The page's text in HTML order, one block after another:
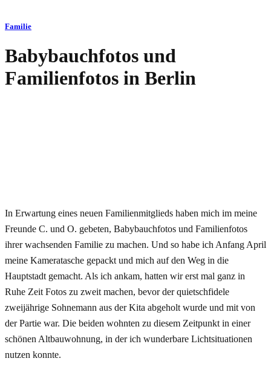
Familie
Babybauchfotos und
Familienfotos in Berlin
In Erwartung eines neuen Familienmitglieds haben mich im meine
Freunde C. und O. gebeten, Babybauchfotos und Familienfotos
ihrer wachsenden Familie zu machen. Und so habe ich Anfang April
meine Kameratasche gepackt und mich auf den Weg in die
Hauptstadt gemacht. Als ich ankam, hatten wir erst mal ganz in
Ruhe Zeit Fotos zu zweit machen, bevor der quietschfidele
zweijährige Sohnemann aus der Kita abgeholt wurde und mit von
der Partie war. Die beiden wohnten zu diesem Zeitpunkt in einer
schönen Altbauwohnung, in der ich wunderbare Lichtsituationen
nutzen konnte.